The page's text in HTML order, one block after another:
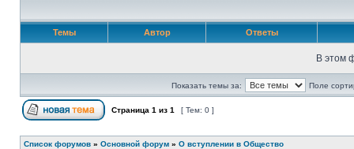
Темы Автор Ответы
В этом
Показать темы за: Поле
Страница 1 из 1 [ Тем: 0 ]
Список форумов » Основной форум » О вступлении в Общество